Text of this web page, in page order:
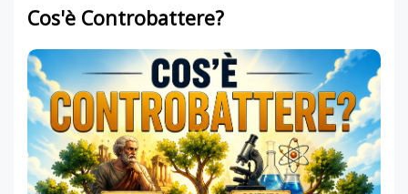
Cos'è Controbattere?